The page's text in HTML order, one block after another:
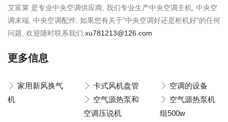
艾富莱 是专业中央空调供应商, 我们专业生产中央空调主机, 中央空
调末端, 中央空调配件, 如果您有关于"中央空调好还是柜机好"的任何
问题, 欢迎随时联系我们. xu781213@126.com
更多信息
家用新风换气
机
卡式风机盘管
空调的设备
空气源热泵和
空调压说机
空气源热泵机
组500w